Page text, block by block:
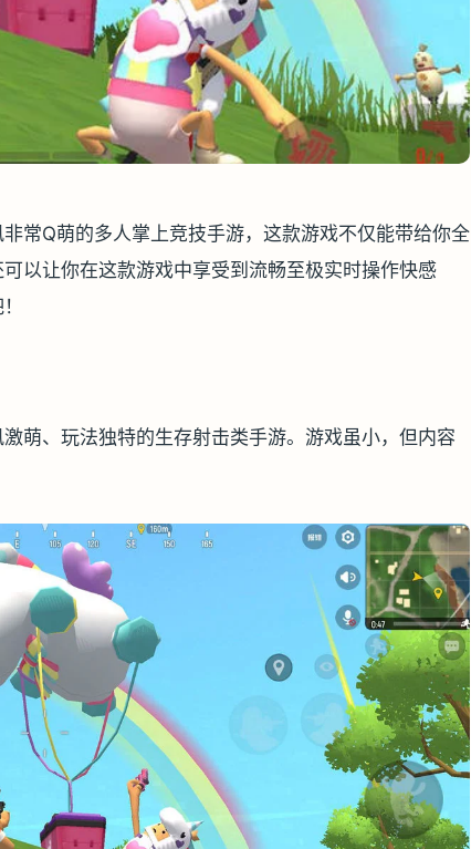
常Q萌的多人掌上竞技手游，这款游戏不仅能带给你全
以让你在这款游戏中享受到流畅至极实时操作快感
激萌、玩法独特的生存射击类手游。游戏虽小，但内容